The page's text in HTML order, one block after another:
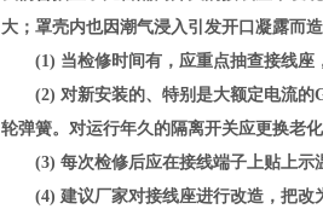
大；罩壳内也因潮气浸入引发开口凝露而
(1) 当检修时间有，应重点抽查接线座，
(2) 对新安装的、特别是大额定电流的
轮弹簧。对运行年久的隔离开关应更换老
(3) 每次检修后应在接线端子上贴上示
(4) 建议厂家对接线座进行改造，把改